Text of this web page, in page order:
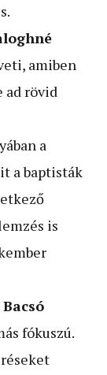
amiben
ad rövid
a
a baptisták
is
Bacsó
fókuszú.